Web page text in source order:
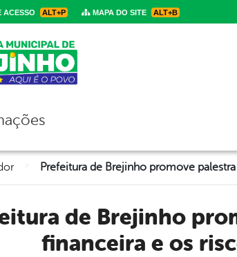
ACESSO ALT+P MAPA DO SITE ALT+B
financeira e os